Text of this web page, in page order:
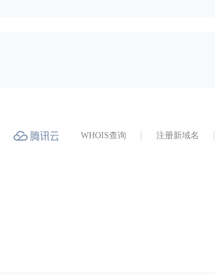
WHOIS查询 注册新域名